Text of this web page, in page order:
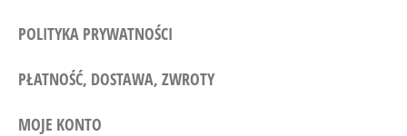
POLITYKA PRYWATNOŚCI
PŁATNOŚĆ, DOSTAWA, ZWROTY
MOJE KONTO